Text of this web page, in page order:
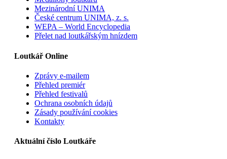
Mezinárodní UNIMA
České centrum UNIMA, z. s.
WEPA – World Encyclopedia
Přelet nad loutkářským hnízdem
Loutkář Online
Zprávy e-mailem
Přehled premiér
Přehled festivalů
Ochrana osobních údajů
Zásady používání cookies
Kontakty
Aktuální číslo Loutkáře